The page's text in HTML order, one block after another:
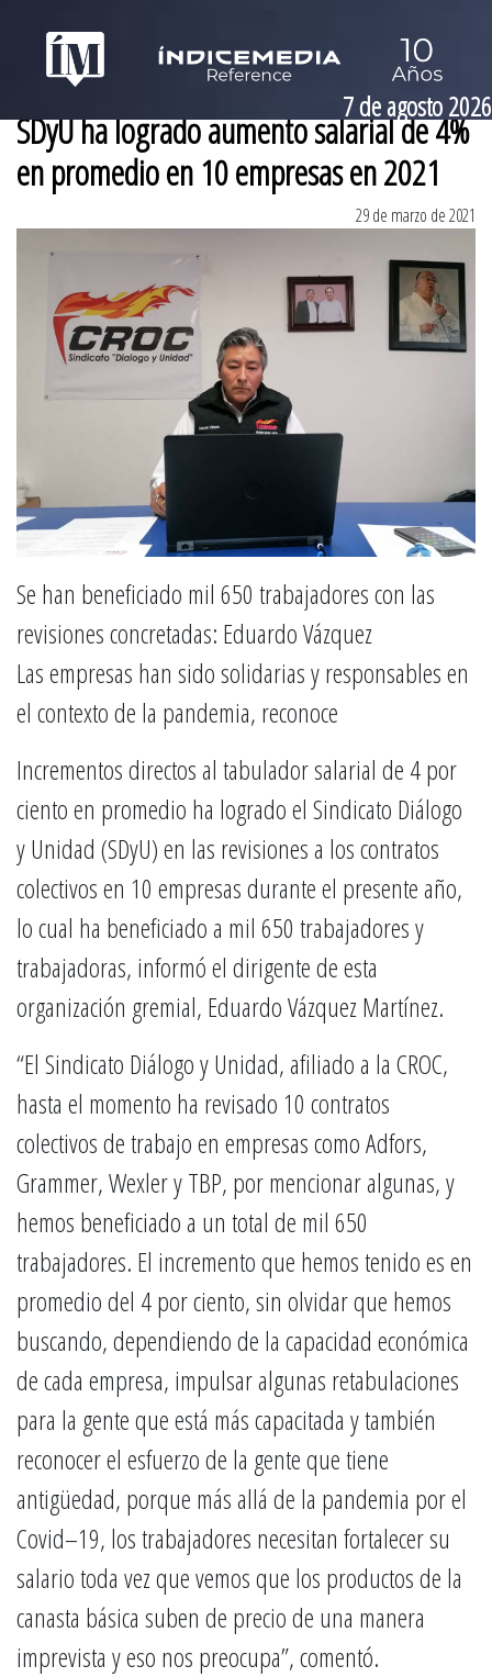
7 de agosto 2026
SDyU ha logrado aumento salarial de 4%
en promedio en 10 empresas en 2021
29 de marzo de 2021
Se han beneficiado mil 650 trabajadores con las
revisiones concretadas: Eduardo Vázquez
Las empresas han sido solidarias y responsables en
el contexto de la pandemia, reconoce
Incrementos directos al tabulador salarial de 4 por
ciento en promedio ha logrado el Sindicato Diálogo
y Unidad (SDyU) en las revisiones a los contratos
colectivos en 10 empresas durante el presente año,
lo cual ha beneficiado a mil 650 trabajadores y
trabajadoras, informó el dirigente de esta
organización gremial, Eduardo Vázquez Martínez.
“El Sindicato Diálogo y Unidad, afiliado a la CROC,
hasta el momento ha revisado 10 contratos
colectivos de trabajo en empresas como Adfors,
Grammer, Wexler y TBP, por mencionar algunas, y
hemos beneficiado a un total de mil 650
trabajadores. El incremento que hemos tenido es en
promedio del 4 por ciento, sin olvidar que hemos
buscando, dependiendo de la capacidad económica
de cada empresa, impulsar algunas retabulaciones
para la gente que está más capacitada y también
reconocer el esfuerzo de la gente que tiene
antigüedad, porque más allá de la pandemia por el
Covid–19, los trabajadores necesitan fortalecer su
salario toda vez que vemos que los productos de la
canasta básica suben de precio de una manera
imprevista y eso nos preocupa”, comentó.